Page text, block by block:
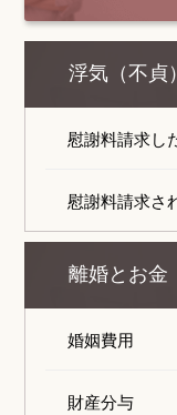
浮気（不貞）
慰謝料請求し
慰謝料請求さ
離婚とお金
婚姻費用
財産分与